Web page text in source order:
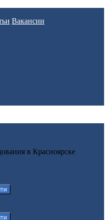
Вакансии
в Красноярске